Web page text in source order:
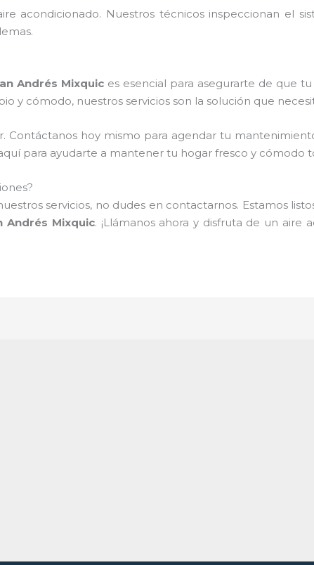
acondicionado. Nuestros técnicos inspeccionan el
Andrés Mixquic es esencial para asegurarte de que
y cómodo, nuestros servicios son la solución que
Contáctanos hoy mismo para agendar tu
para ayudarte a mantener tu hogar fresco y cómodo
servicios, no dudes en contactarnos. Estamos
Andrés Mixquic. ¡Llámanos ahora y disfruta de un aire